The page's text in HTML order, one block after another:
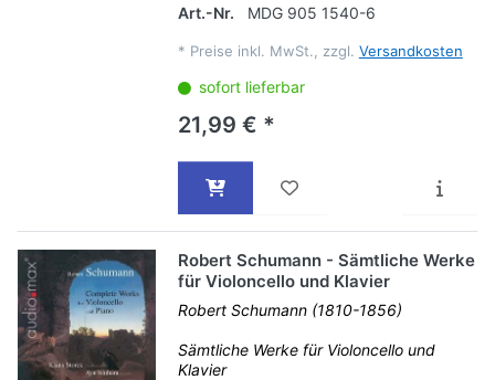
Art.-Nr.
MDG 905 1540-6
* Preise inkl. MwSt., zzgl. Versandkosten
sofort lieferbar
21,99 € *
Robert Schumann - Sämtliche Werke
für Violoncello und Klavier
Robert Schumann (1810-1856)
Sämtliche Werke für Violoncello und
Klavier